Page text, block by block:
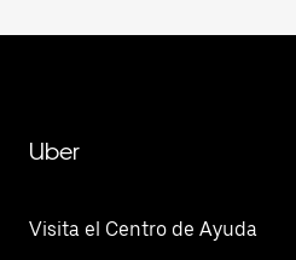
Uber
Visita el Centro de Ayuda